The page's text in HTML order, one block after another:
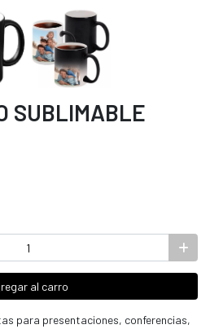
SUBLIMABLE
al carro
para presentaciones, conferencias,